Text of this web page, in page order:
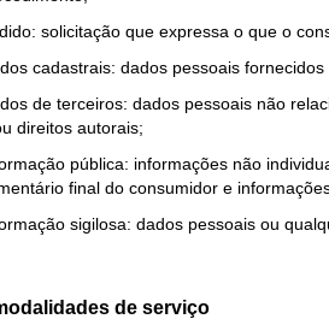
solicitação que expressa o que o
cadastrais: dados pessoais
de terceiros: dados pessoais não
direitos autorais;
pública: informações não
final do consumidor e
sigilosa: dados pessoais ou
de serviço